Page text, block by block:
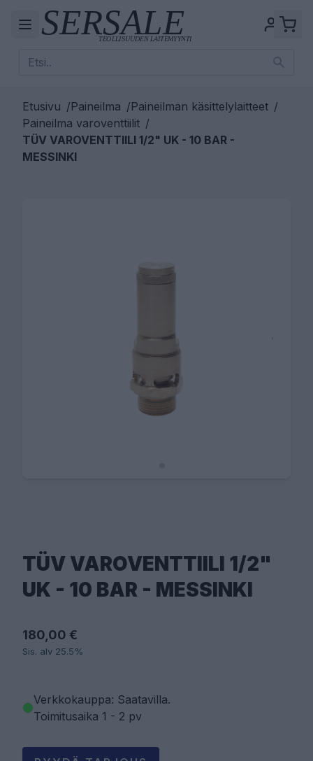
Etusivu /Paineilma /Paineilman käsittelylaitteet /
Paineilma varoventtiilit /
TÜV VAROVENTTIILI 1/2" UK - 10 BAR -
MESSINKI
TÜV VAROVENTTIILI 1/2"
UK - 10 BAR - MESSINKI
180,00 €
Sis. alv 25.5%
Verkkokauppa: Saatavilla.
Toimitusaika 1 - 2 pv